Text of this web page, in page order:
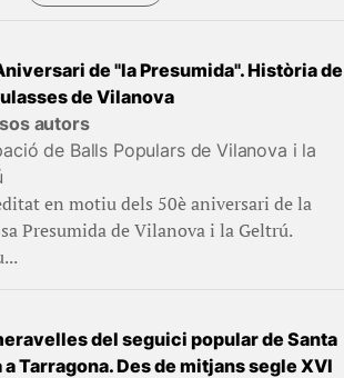
de "la Presumida". Història de
de Vilanova
autors
de Balls Populars de Vilanova i la
en motiu dels 50è aniversari de la
Presumida de Vilanova i la Geltrú.
del seguici popular de Santa
a Tarragona. Des de mitjans segle XVI